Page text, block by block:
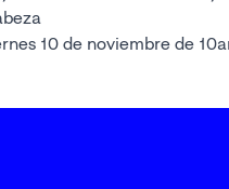
10 de noviembre de